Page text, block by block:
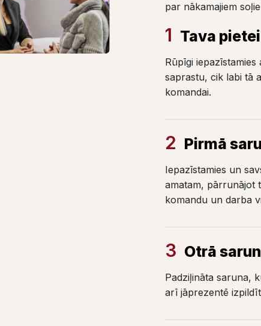
par nākamajiem
1 Tava
Rūpīgi
saprastu, cik labi tā
komandai.
2 Pirmā
Iepazīstamies un
amatam, pārrunājot
komandu un darba
3 Otrā
Padziļināta saruna,
arī jāprezentē